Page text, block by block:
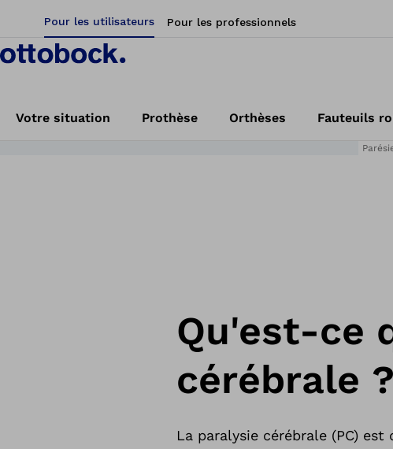
Pour les utilisateurs Pour les professionnels
Votre situation Prothèse Orthèses Fauteuils
Un
Qu'est-ce
cérébrale ?
La paralysie cérébrale (PC)